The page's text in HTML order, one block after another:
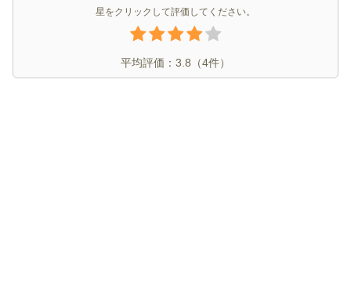
星をクリックして評価してください。
平均評価： 3.8 （4件）